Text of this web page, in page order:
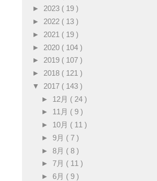
► 2023 ( 19 )
► 2022 ( 13 )
► 2021 ( 19 )
► 2020 ( 104 )
► 2019 ( 107 )
► 2018 ( 121 )
▼ 2017 ( 143 )
► 12月 ( 24 )
► 11月 ( 9 )
► 10月 ( 11 )
► 9月 ( 7 )
►8月 ( 8 )
►7月 ( 11 )
► 6月 ( 9 )